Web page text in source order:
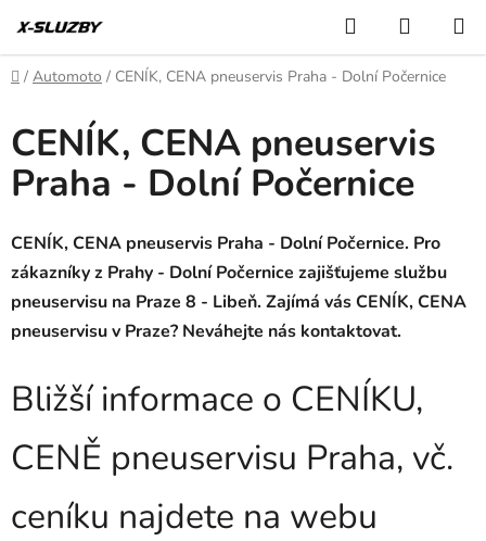
na
obsah
Hledat
KOŠÍK
Domů
/ Automoto / CENÍK, CENA pneuservis Praha - Dolní Počernice
CENÍK, CENA pneuservis
Praha - Dolní Počernice
CENÍK, CENA pneuservis Praha - Dolní Počernice. Pro
zákazníky z Prahy - Dolní Počernice zajišťujeme službu
pneuservisu na Praze 8 - Libeň. Zajímá vás CENÍK, CENA
pneuservisu v Praze? Neváhejte nás kontaktovat.
Bližší informace o CENÍKU,
CENĚ pneuservisu Praha, vč.
ceníku najdete na webu